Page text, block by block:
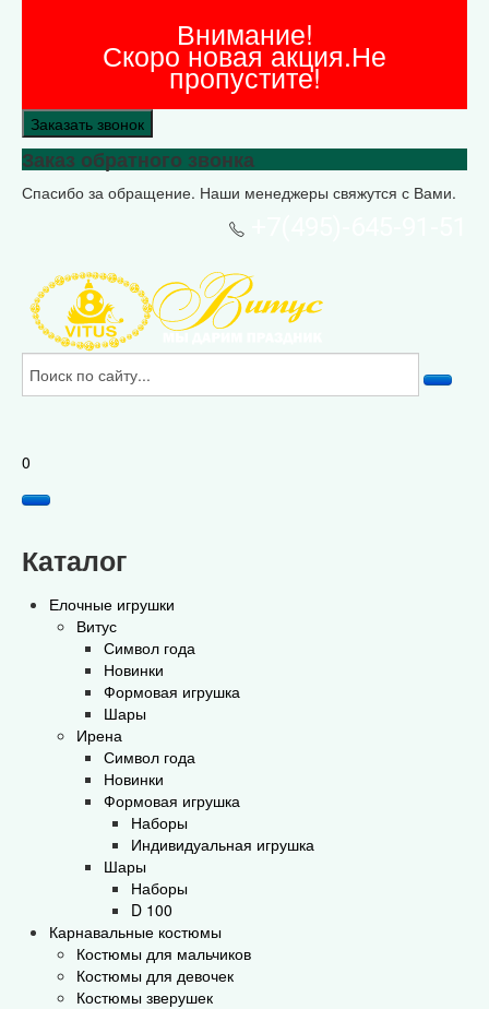
Внимание!
Скоро новая акция.Не
пропустите!
Заказать звонок
Заказ обратного звонка
Спасибо за обращение. Наши менеджеры свяжутся с Вами.
0
Каталог
Елочные игрушки
Витус
Символ года
Новинки
Формовая игрушка
Шары
Ирена
Символ года
Новинки
Формовая игрушка
Наборы
Индивидуальная игрушка
Шары
Наборы
D 100
Карнавальные костюмы
Костюмы для мальчиков
Костюмы для девочек
Костюмы зверушек